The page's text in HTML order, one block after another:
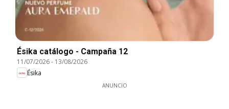
Ésika catálogo - Campaña 12
11/07/2026- 13/08/2026
Ésika
ANUNCIO